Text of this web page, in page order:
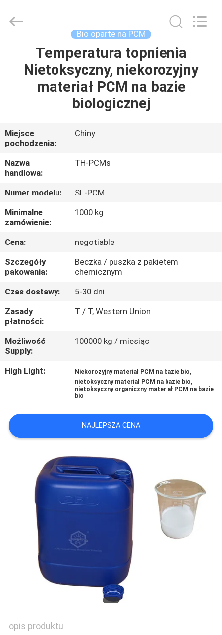
PRODUKTY
NAS
WYCIECZKA
PO
FABRYCE
KONTROLA
JAKOŚCI
SKONTAKTUJ
SIĘ
Z
NAMI
AKTUALNOŚCI
SITEMAP
PRIVACY
POLICY
energy
Technology
Bio oparte na PCM
Temperatura topnienia
Nietoksyczny, niekorozyjny
materiał PCM na bazie
biologicznej
Miejsce
pochodzenia:
Chiny
Nazwa
handlowa:
TH-PCMs
Numer modelu:
SL-PCM
Minimalne
zamówienie:
1000 kg
Cena:
negotiable
Szczegóły
pakowania:
Beczka / puszka z pakietem
chemicznym
Czas dostawy:
5-30 dni
Zasady
płatności:
T / T, Western Union
Możliwość
Supply:
100000 kg / miesiąc
High Light: Niekorozyjny materiał PCM na bazie bio,
nietoksyczny materiał PCM na bazie bio,
nietoksyczny organiczny materiał PCM na bazie
bio
NAJLEPSZA CENA
opis produktu